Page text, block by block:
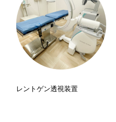
レントゲン透視装置